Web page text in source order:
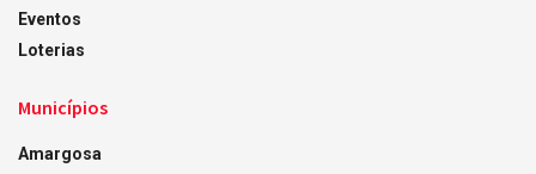
Eventos
Loterias
Municípios
Amargosa